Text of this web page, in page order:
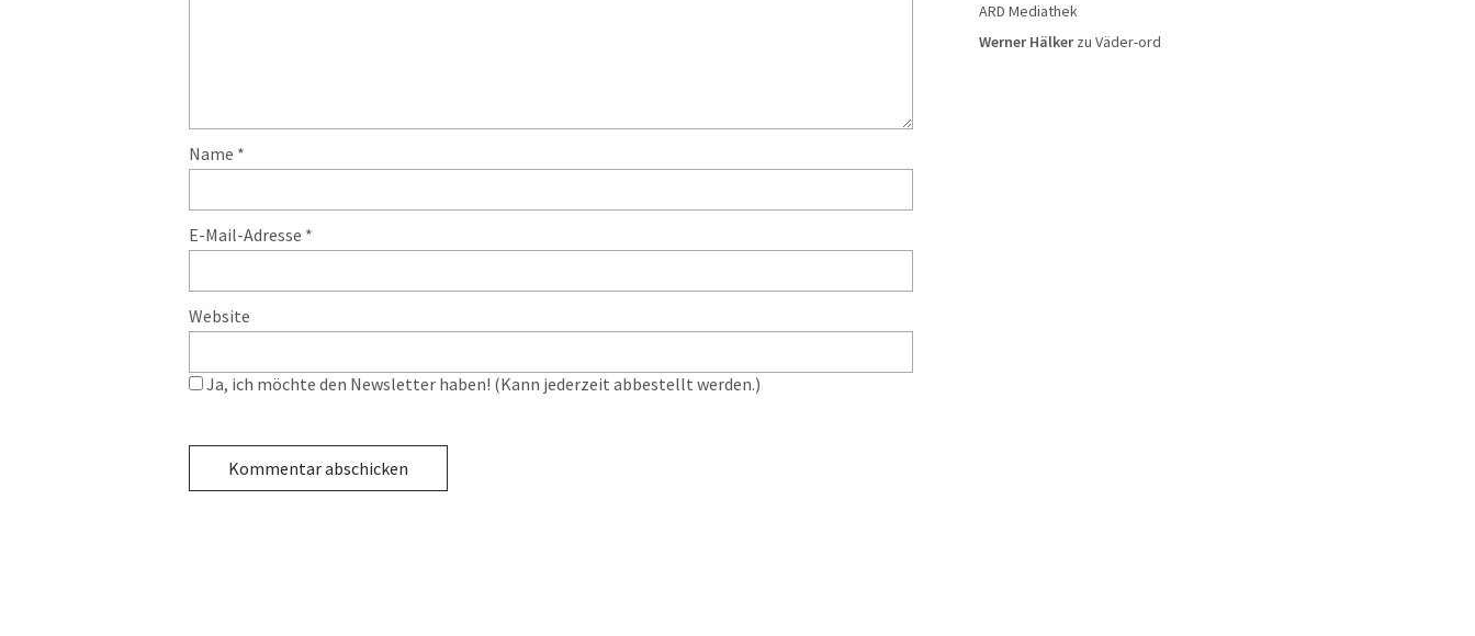
Name *
E-Mail-Adresse *
Website
Ja, ich möchte den Newsletter haben! (Kann jederzeit abbestellt werden.)
ARD Mediathek
Werner Hälkerzu Väder-ord